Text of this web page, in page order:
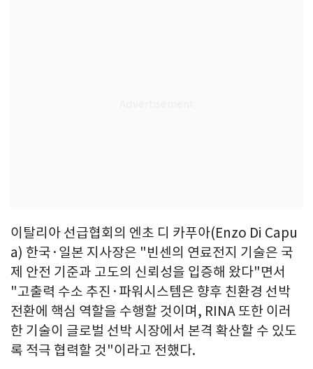
이탈리아 선급협회의 엔초 디 카푸아(Enzo Di Capu
a) 한국·일본 지사장은 "빈센의 연료전지 기술은 국
제 안전 기준과 고도의 신뢰성을 입증해 왔다"면서
"고출력 수소 추진·파워시스템은 향후 친환경 선박
전환에 핵심 역할을 수행할 것이며, RINA 또한 이러
한 기술이 글로벌 선박 시장에서 본격 확산할 수 있도
록 적극 협력할 것"이라고 전했다.